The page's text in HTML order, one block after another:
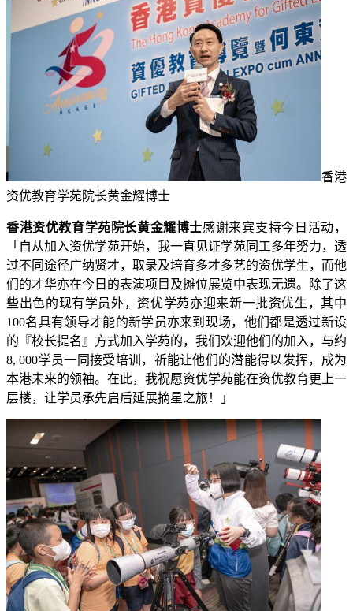
香港
资优教育学苑院长黄金耀博士
香港资优教育学苑院长黄金耀博士感谢来宾支持今日活动，
「自从加入资优学苑开始，我一直见证学苑同工多年努力，透
过不同途径广纳贤才，取录及培育多才多艺的资优学生，而他
们的才华亦在今日的表演项目及摊位展览中表现无遗。除了这
些出色的现有学员外，资优学苑亦迎来新一批资优生，其中
100名具有领导才能的新学员亦来到现场，他们都是透过新设
的『校长提名』方式加入学苑的，我们欢迎他们的加入，与约
8, 000学员一同接受培训，祈能让他们的潜能得以发挥，成为
本港未来的领袖。在此，我祝愿资优学苑能在资优教育更上一
层楼，让学员承先启后延展摘星之旅！」